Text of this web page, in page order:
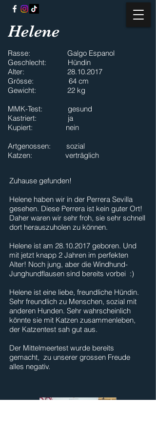
Helene
Rasse: Galgo Espanol
Geschlecht: Hündin
Alter: 28.10.2017
Grösse: 64 cm
Gewicht: 22 kg
MMK-Test: gesund
Kastriert: ja
Kupiert: nein
Artgenossen: sozial
Katzen: verträglich
Zuhause gefunden!
Helene haben wir in der Perrera Sevilla
gesehen. Diese Perrera ist kein guter Ort!
Daher waren wir sehr froh, sie sehr schnell
dort herauszuholen zu können.
Helene ist am 28.10.2017 geboren. Und
mit jetzt knapp 2 Jahren im perfekten
Alter! Noch jung, aber die Windhund-
Junghundflausen sind bereits vorbei :)
Helene ist eine liebe, freundliche Hündin.
Sehr freundlich zu Menschen, sozial mit
anderen Hunden. Sehr wahrscheinlich
könnte sie mit Katzen zusammenleben,
der Katzentest sah gut aus.
Der Mittelmeertest wurde bereits
gemacht, zu unserer grossen Freude
alles negativ.